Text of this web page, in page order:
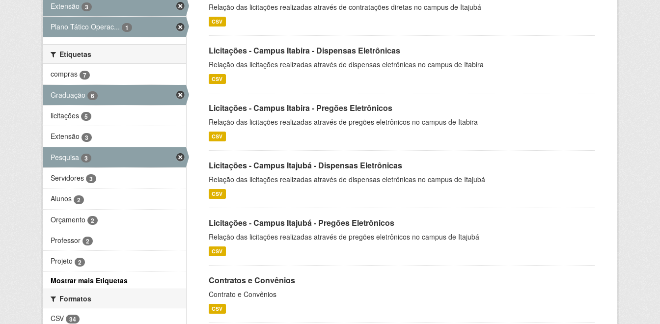
Extensão 3
Plano Tático Operac... 1
Etiquetas
compras
7
Graduação 6
licitações 5
Extensão 3
Pesquisa 3
Servidores 3
Alunos 2
Orçamento 2
Professor 2
Projeto 2
Mostrar mais Etiquetas
Formatos
CSV
34
Relação das licitações realizadas através de contratações diretas no campus de Itajubá
CSV
Licitações - Campus Itabira - Dispensas Eletrônicas
Relação das licitações realizadas através de dispensas eletrônicas no campus de Itabira
CSV
Licitações - Campus Itabira - Pregões Eletrônicos
Relação das licitações realizadas através de pregões eletrônicos no campus de Itabira
CSV
Licitações - Campus Itajubá - Dispensas Eletrônicas
Relação das licitações realizadas através de dispensas eletrônicas no campus de Itajubá
CSV
Licitações - Campus Itajubá - Pregões Eletrônicos
Relação das licitações realizadas através de pregões eletrônicos no campus de Itajubá
CSV
Contratos e Convênios
Contrato e Convênios
CSV